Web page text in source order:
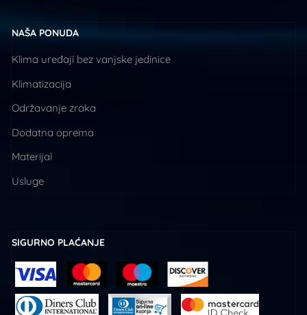
NAŠA PONUDA
Klima uređaji bez vanjske jedinice
Klimatizacija
Održavanje zraka
Dodatna oprema
Materijal
Usluge
SIGURNO PLAĆANJE